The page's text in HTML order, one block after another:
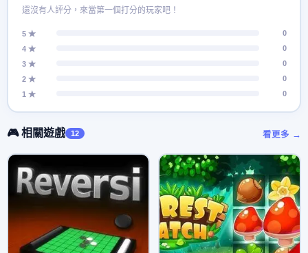
還沒有人評分，來當第一個打分的玩家吧！
5 ★
0
4 ★
0
3 ★
0
2 ★
0
1 ★
0
🎮 相關遊戲 12 看更多 →